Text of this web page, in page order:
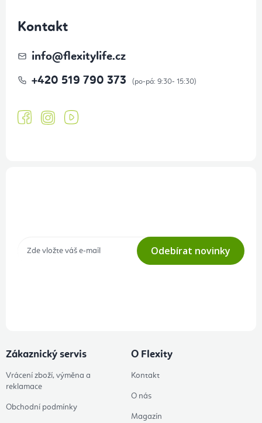
Kontakt
info@flexitylife.cz
+420 519 790 373
Odebírat novinky
Zákaznický servis
Vrácení zboží, výměna a
reklamace
Obchodní podmínky
O Flexity
Kontakt
O nás
Magazín